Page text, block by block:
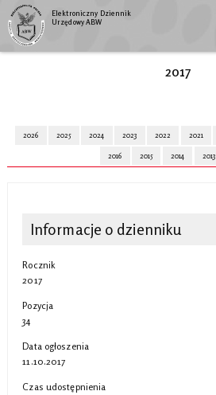
Elektroniczny Dziennik
Urzędowy ABW
2017
2026 2025 2024 2023 2022 2021
2016 2015 2014 2013
Informacje o dzienniku
Rocznik
2017
Pozycja
34
Data ogłoszenia
11.10.2017
Czas udostępnienia